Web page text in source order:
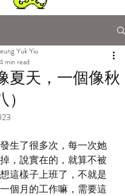
夏天，一個像秋
Yuk Yiu
min read
生了很多次，每一次她
，說實在的，就算不被
這樣子上班了，不就是
個月的工作嘛，需要這